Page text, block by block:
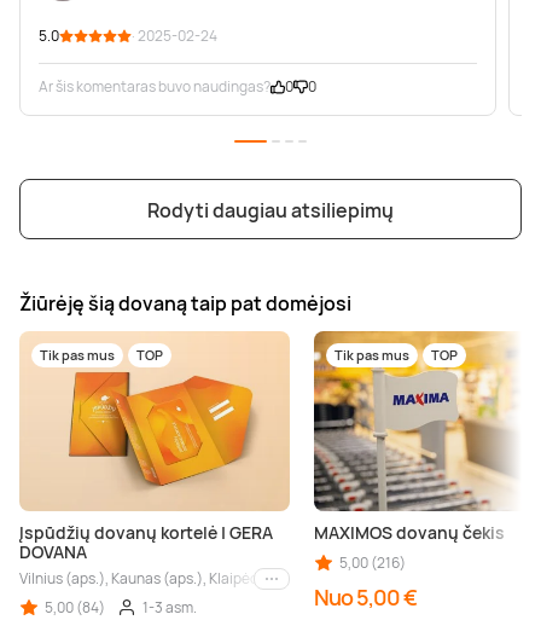
5.0 · 2025-02-24
Ar šis komentaras buvo naudingas? 0 0
Rodyti daugiau atsiliepimų
Žiūrėję šią dovaną taip pat domėjosi
Tik pas mus TOP
Įspūdžių dovanų kortelė | GERA
DOVANA
Vilnius (aps.), Kaunas (aps.), Klaipėda (aps.), Palanga (aps.), Nida (aps.),
Kiti miestai
5,00 (84)
1-3 asm.
Tik pas mus TOP
MAXIMOS dovanų čekis
5,00 (216)
Nuo 5,00 €